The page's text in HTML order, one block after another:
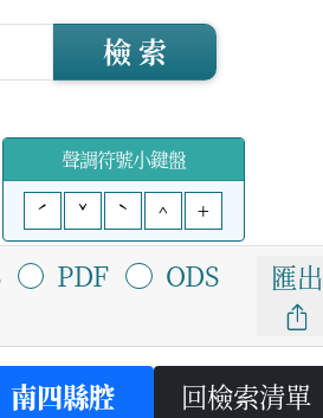
檢 索
聲調符號小鍵盤
ˊ
ˇ ˋ ^ +
PDF ODS 匯出
南四縣腔 回檢索清單